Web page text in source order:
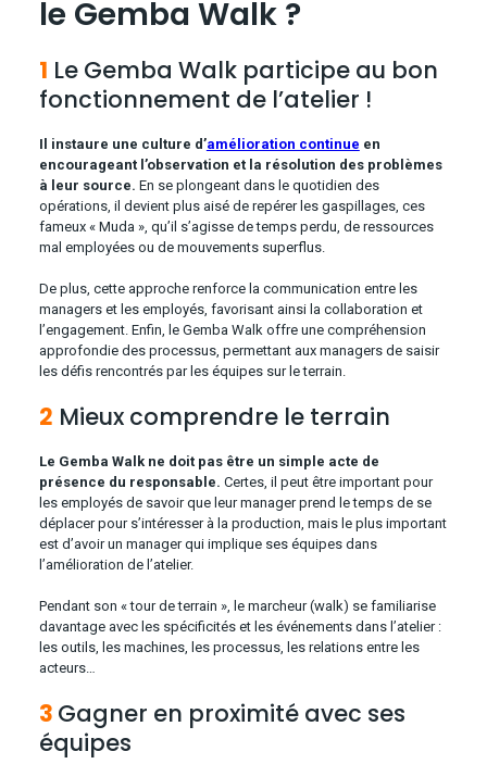
le Gemba Walk ?
1 Le Gemba Walk participe au bon
fonctionnement de l’atelier !
Il instaure une culture d’amélioration continue en
encourageant l’observation et la résolution des problèmes
à leur source. En se plongeant dans le quotidien des
opérations, il devient plus aisé de repérer les gaspillages, ces
fameux « Muda », qu’il s’agisse de temps perdu, de ressources
mal employées ou de mouvements superflus.
De plus, cette approche renforce la communication entre les
managers et les employés, favorisant ainsi la collaboration et
l’engagement. Enfin, le Gemba Walk offre une compréhension
approfondie des processus, permettant aux managers de saisir
les défis rencontrés par les équipes sur le terrain.
2 Mieux comprendre le terrain
Le Gemba Walk ne doit pas être un simple acte de
présence du responsable. Certes, il peut être important pour
les employés de savoir que leur manager prend le temps de se
déplacer pour s’intéresser à la production, mais le plus important
est d’avoir un manager qui implique ses équipes dans
l’amélioration de l’atelier.
Pendant son « tour de terrain », le marcheur (walk) se familiarise
davantage avec les spécificités et les événements dans l’atelier :
les outils, les machines, les processus, les relations entre les
acteurs…
3 Gagner en proximité avec ses
équipes